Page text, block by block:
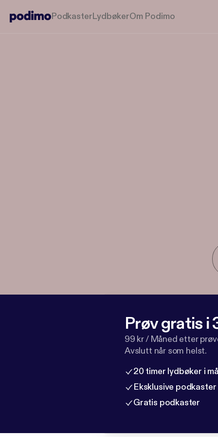
PodkasterLydbøkerOm Podimo
Prøv gratis i
99 kr / Måned etter
Avslutt når som helst.
20 timer lydbøker i
Eksklusive podkaster
Gratis podkaster